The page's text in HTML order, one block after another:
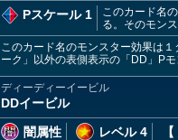
Pスケール 1
このカード名
る。そのモン
このカード名のモンスター効果は
ーク」以外の表側表示の「DD」P
ディーディーイービル
DDイービル
闇属性
レベル 4